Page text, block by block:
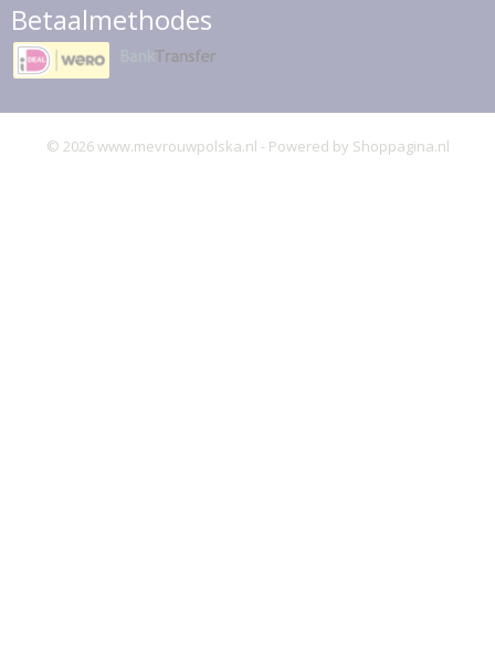
Betaalmethodes
© 2026 www.mevrouwpolska.nl - Powered by Shoppagina.nl